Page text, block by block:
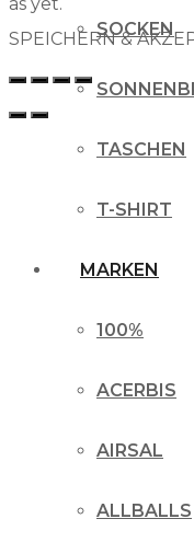
SOCKEN
TASCHEN
T-SHIRT
MARKEN
100%
ACERBIS
AIRSAL
ALLBALLS
SPEICHERN &